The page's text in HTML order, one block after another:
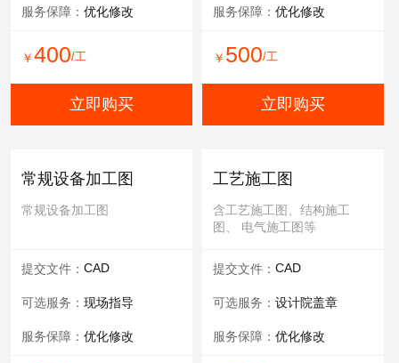
环评报告
适用于环评、清洁生产、验
收报告、入河排污口论证报
可选服务： 专家评审
服务内容：报告书、报告表
立即购买
服务保障： 优化修改
￥400/工
立即购买
服务保障： 优化修改
￥ 500/工
立即购买
常规设备加工图
常规设备加工图
提交文件： CAD
可选服务： 现场指导
服务保障： 优化修改
工艺施工图
含工艺施工图、结构施工
图、 电气施工图等
提交文件： CAD
可选服务： 设计院盖章
服务保障： 优化修改